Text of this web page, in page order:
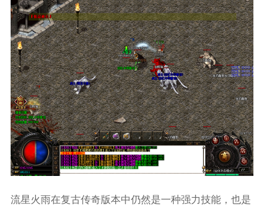
流星火雨在复古传奇版本中仍然是一种强力技能，也是